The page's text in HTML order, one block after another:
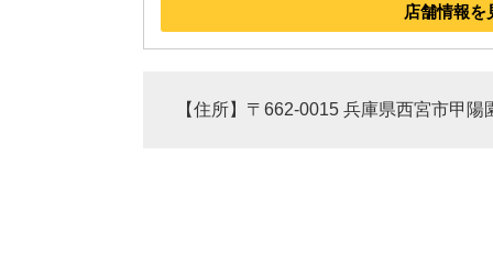
店舗情報を
【住所】〒662-0015 兵庫県西宮市甲陽